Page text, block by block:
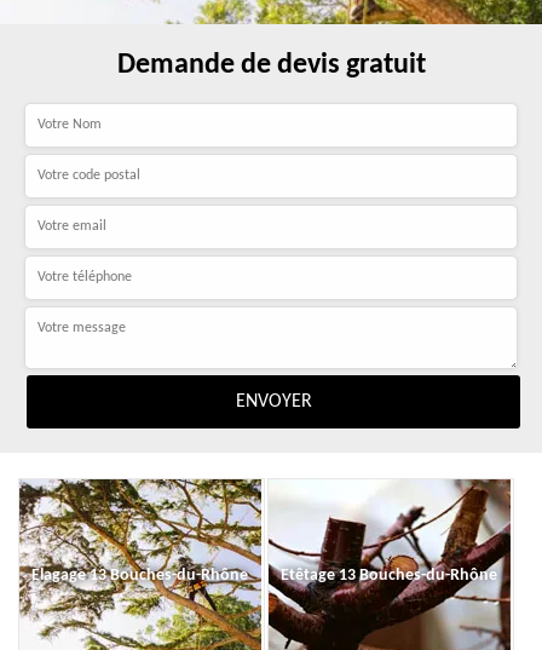
Demande de devis gratuit
Elagage 13 Bouches-du-Rhône Etêtage 13 Bouches-du-Rhône